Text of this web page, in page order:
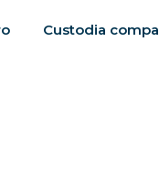
Custodia